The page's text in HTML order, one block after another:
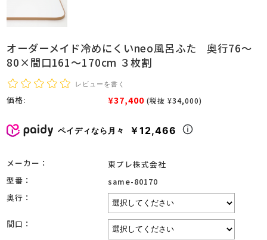
オーダーメイド冷めにくいneo風呂ふた 奥行76～
80×間口161～170cm ３枚割
レビューを書く
価格: ¥37,400 (税抜 ¥34,000)
ペイディなら月々 ￥12,466
メーカー：
東プレ株式会社
型番：
same-80170
奥行：
間口：